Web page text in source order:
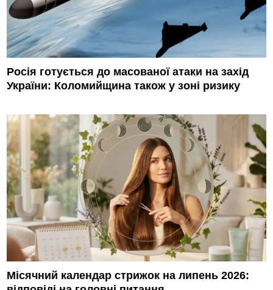
Росія готується до масованої атаки на захід
України: Коломийщина також у зоні ризику
Місячний календар стрижок на липень 2026: